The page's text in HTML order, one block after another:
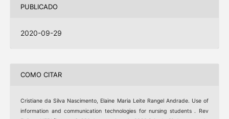
PUBLICADO
2020-09-29
COMO CITAR
Cristiane da Silva Nascimento, Elaine Maria Leite Rangel Andrade. Use of
information and communication technologies for nursing students . Rev